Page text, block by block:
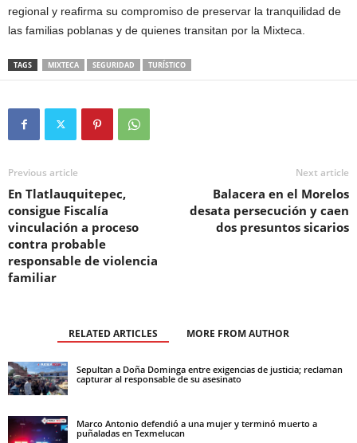
regional y reafirma su compromiso de preservar la tranquilidad de
las familias poblanas y de quienes transitan por la Mixteca.
TAGS MIXTECA SEGURIDAD TURÍSTICO
Previous article
En Tlatlauquitepec,
consigue Fiscalía
vinculación a proceso
contra probable
responsable de violencia
familiar
Next article
Balacera en el Morelos
desata persecución y caen
dos presuntos sicarios
RELATED ARTICLES MORE FROM AUTHOR
Sepultan a Doña Dominga entre exigencias de justicia; reclaman
capturar al responsable de su asesinato
Marco Antonio defendió a una mujer y terminó muerto a
puñaladas en Texmelucan